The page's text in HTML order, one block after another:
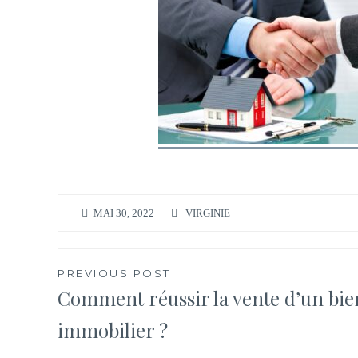
MAI 30, 2022 VIRGINIE
Navigation
de
PREVIOUS POST
Comment réussir la vente d’un
immobilier ?